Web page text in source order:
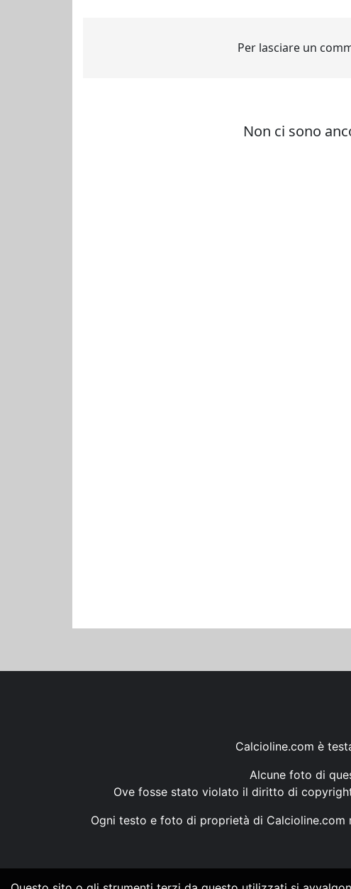
Calcioline.com è
Alcune foto di
Ove fosse stato violato il diritto di
Ogni testo e foto di proprietà di